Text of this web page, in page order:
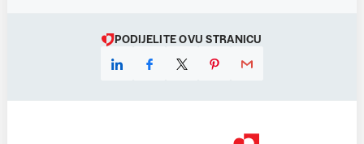
PODIJELITE OVU STRANICU